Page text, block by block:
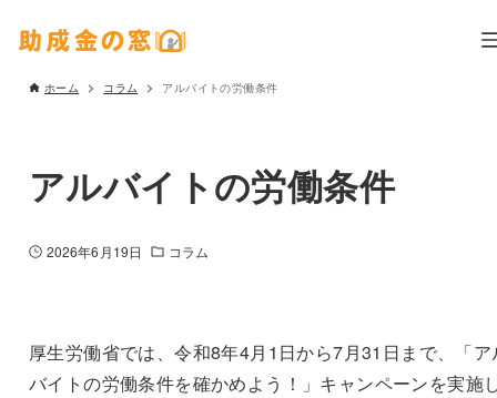
ホーム コラム アルバイトの労働条件
アルバイトの労働条件
2026年6月19日 コラム
厚生労働省では、令和8年4月1日から7月31日まで、「ア
バイトの労働条件を確かめよう！」キャンペーンを実施